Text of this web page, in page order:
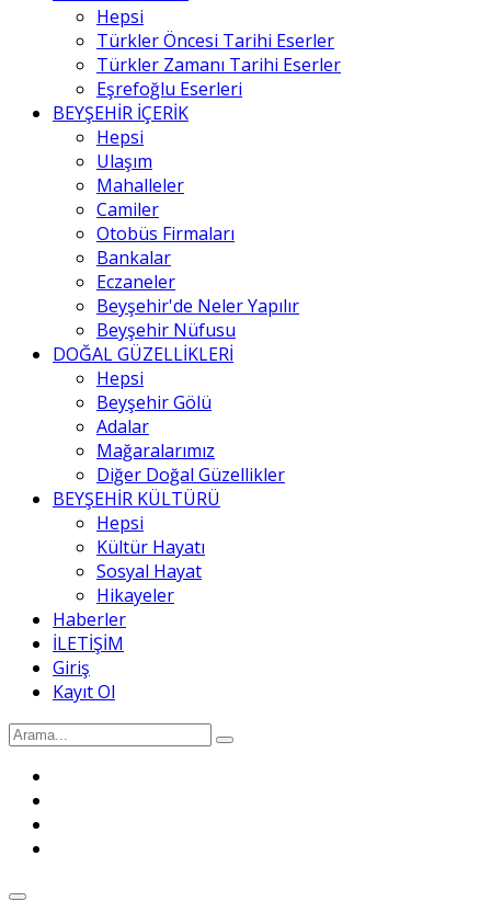
Hepsi
Türkler Öncesi Tarihi Eserler
Türkler Zamanı Tarihi Eserler
Eşrefoğlu Eserleri
BEYŞEHİR İÇERİK
Hepsi
Ulaşım
Mahalleler
Camiler
Otobüs Firmaları
Bankalar
Eczaneler
Beyşehir'de Neler Yapılır
Beyşehir Nüfusu
DOĞAL GÜZELLİKLERİ
Hepsi
Beyşehir Gölü
Adalar
Mağaralarımız
Diğer Doğal Güzellikler
BEYŞEHİR KÜLTÜRÜ
Hepsi
Kültür Hayatı
Sosyal Hayat
Hikayeler
Haberler
İLETİŞİM
Giriş
Kayıt Ol